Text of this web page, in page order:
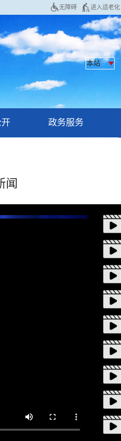
无障碍 进入适老化
政务服务
闻